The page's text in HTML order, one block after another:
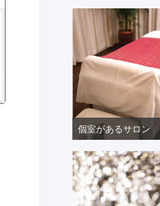
個室があるサロン